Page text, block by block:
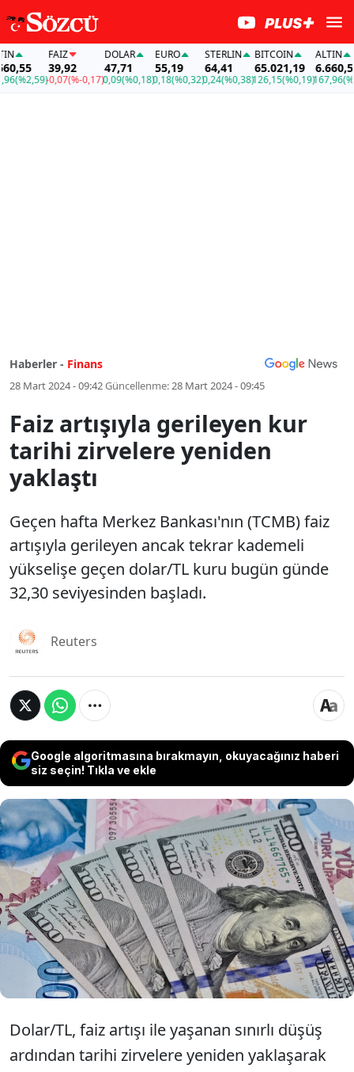
FAİZ
39,92
-0,07(%-0,17)
DOLAR
47,71
0,09(%0,18)
EURO
55,19
0,18(%0,32)
STERLIN
64,41
0,24(%0,38)
BITCOIN
65.021,19
126,15(%0,19)
ALTIN
6.660,55
167,96
Haberler - Finans
28 Mart 2024 - 09:42Güncellenme:28 Mart 2024 - 09:45
Faiz artışıyla gerileyen kur
tarihi zirvelere yeniden
yaklaştı
Geçen hafta Merkez Bankası'nın (TCMB) faiz
artışıyla gerileyen ancak tekrar kademeli
yükselişe geçen dolar/TL kuru bugün günde
32,30 seviyesinden başladı.
Reuters
Google algoritmasına bırakmayın, okuyacağınız haberi
siz seçin! Tıkla ve ekle
Geçen hafta Merkez Bankası'nın (TCMB)
faiz artışıyla gerileyen ancak tekrar
kademeli yükselişe geçen dolar/TL kuru
bugün günde 32,30 seviyesinden başladı.
Dolar/TL, faiz artışı ile yaşanan sınırlı düşüş
ardından tarihi zirvelere yeniden yaklaşarak